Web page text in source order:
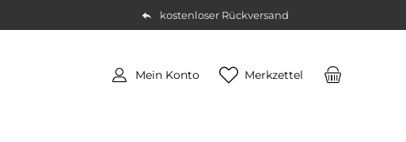
kostenloser Rückversand
Merkzettel
Mein Konto